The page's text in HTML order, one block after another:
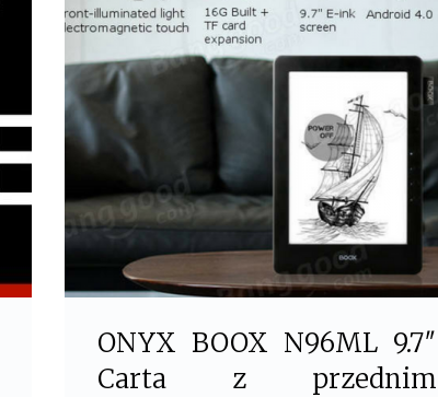
o
k
r
ONYX BOOX N96ML 9.7″
Carta z przednim